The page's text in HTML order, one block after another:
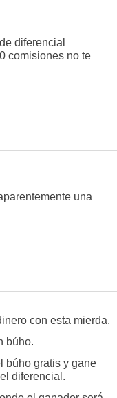
diferencial
comisiones no te
una
con esta mierda.
búho.
búho gratis y gane
diferencial.